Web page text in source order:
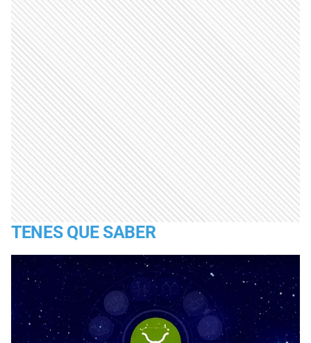
TENES QUE SABER